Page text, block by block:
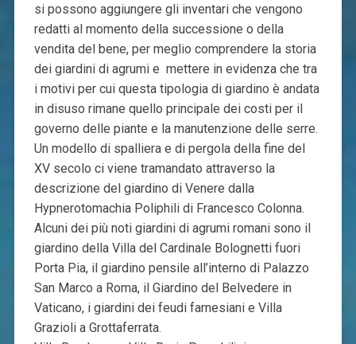
si possono aggiungere gli inventari che vengono
redatti al momento della successione o della
vendita del bene, per meglio comprendere la storia
dei giardini di agrumi e mettere in evidenza che tra
i motivi per cui questa tipologia di giardino è andata
in disuso rimane quello principale dei costi per il
governo delle piante e la manutenzione delle serre.
Un modello di spalliera e di pergola della fine del
XV secolo ci viene tramandato attraverso la
descrizione del giardino di Venere dalla
Hypnerotomachia Poliphili di Francesco Colonna.
Alcuni dei più noti giardini di agrumi romani sono il
giardino della Villa del Cardinale Bolognetti fuori
Porta Pia, il giardino pensile all’interno di Palazzo
San Marco a Roma, il Giardino del Belvedere in
Vaticano, i giardini dei feudi farnesiani e Villa
Grazioli a Grottaferrata.